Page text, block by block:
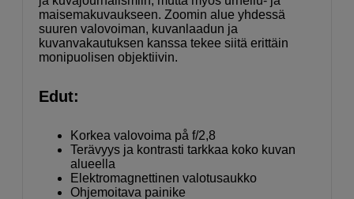
maisemakuvaukseen. Zoomin alue yhdessä
suuren valovoiman, kuvanlaadun ja
kuvanvakautuksen kanssa tekee siitä erittäin
monipuolisen objektiivin.
Edut:
Korkea valovoima på f/2,8
Terävyys ja kontrasti tarkkaa koko kuvan
alueella
Elektromagnettinen valotusaukko
Ohjemoitava painike